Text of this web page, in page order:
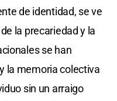
de identidad, se ve
la precariedad y la
se han
la memoria colectiva
sin un arraigo